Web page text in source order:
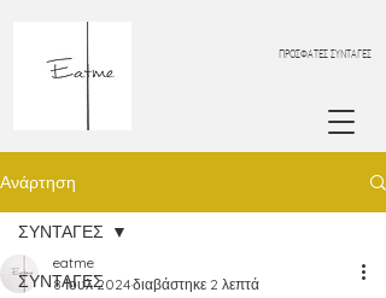
ΠΡΟΣΦΑΤΕΣ ΣΥΝΤΑΓΕΣ
Ανάρτηση
ΣΥΝΤΑΓΕΣ
ΣΥΝΤΑΓΕΣ
eatme
8 Ιουλ 2024διαβάστηκε 2 λεπτά